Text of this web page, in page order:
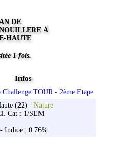
DE
À
HAUTE
1 fois.
Infos
Challenge TOUR - 2ème Etape
(22) - Nature
Cat : 1/SEM
Indice : 0.76%